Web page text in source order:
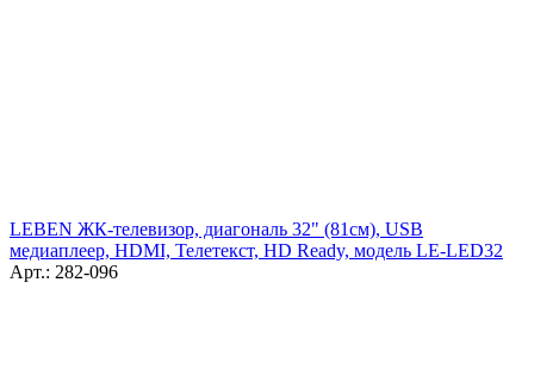
LEBEN ЖК-телевизор, диагональ 32" (81см), USB
медиаплеер, HDMI, Телетекст, HD Ready, модель LE-LED32
Арт.: 282-096